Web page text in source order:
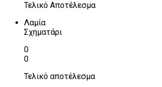
Τελικό Αποτέλεσμα
Λαμία
Σχηματάρι
0
0
Τελικό αποτέλεσμα